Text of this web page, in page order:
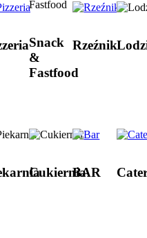
Snack
&
Fastfood
Rzeźnik
CukierniaBAR